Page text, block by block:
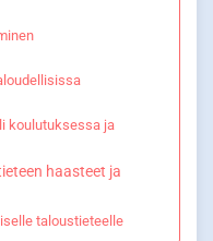
koulutuksessa ja
haasteet ja
taloustieteelle